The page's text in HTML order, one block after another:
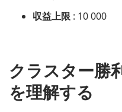
収益上限 : 10 000
クラスター勝
を理解する